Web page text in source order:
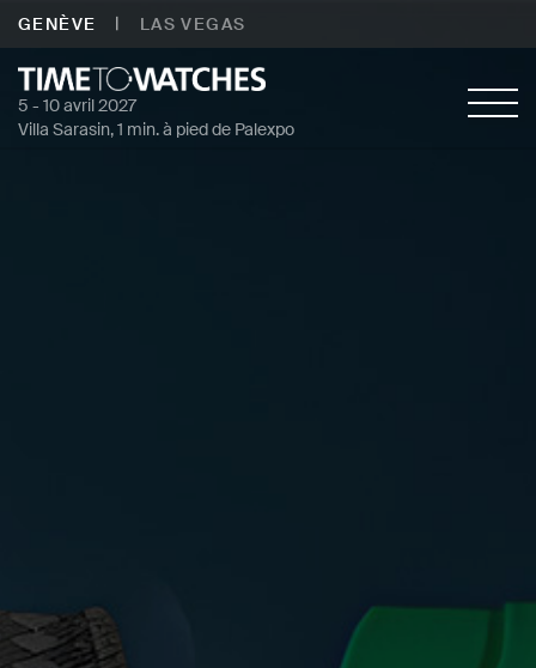
GENÈVE | LAS VEGAS
5 - 10 avril 2027
Villa Sarasin, 1 min. à pied de Palexpo